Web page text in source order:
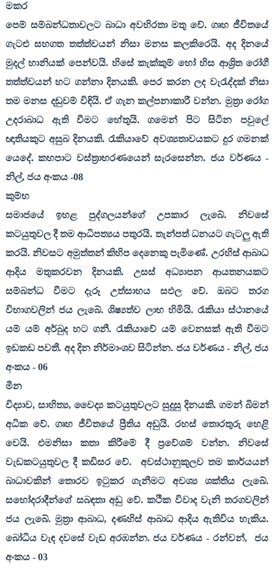
මකර
පෙම් සම්බන්ධතාවලට බාධා අවහිරතා මතු වේ. ගෘහ ජීවිතයේ
ගැටළු සහගත තත්ත්වයන් නිසා මනස කලකිරෙයි. අද දිනයේ
මුදල් හානියක් පෙන්වයි. හිසේ කැක්කුම් හෝ හිස ආශ්‍රිත රෝගී
තත්ත්වයන් හට ගන්නා දිනයකි. පෙර කරන ලද වැරැද්දක් නිසා
තම මනස දඬුවම් විඳියි. ඒ ගැන කල්පනාකාරී වන්න. මුත්‍රා රෝග
උදරාබාධ ඇති වීමට හේතුයි. ගමෙන් පිට සිටින පවුලේ
ඥාතියකුට අසුබ දිනයකි. රැකියාවේ අවශ්‍යතාවයකට දුර ගමනක්
යෙදේ. කහපාට වස්ත්‍රාභරණයෙන් සැරසෙන්න. ජය වර්ණය -
නිල්, ජය අංකය -08
කුම්භ
සමාජයේ ඉහළ පුද්ගලයන්ගේ උපකාර ලැබේ. නිවසේ
කටයුතුවල දී තම ආධිපත්‍යය පතුරයි. තැන්පත් ධනයට ගැටලු ඇති
කරයි. නිවසට අමුත්තන් කිහිප දෙනෙකු පැමිණේ. උරහිස් ආබාධ
ආදිය මතුකරවන දිනයකි. උසස් අධ්‍යාපන ආයතනයකට
සම්බන්ධ වීමට දැරූ උත්සාහය සඵල වේ. ඔබට තරග
විභාගවලින් ජය ලැබේ. ශිෂ්‍යත්ව ලාභ හිමියි. රැකියා ස්ථානයේ
යම් යම් අර්බුද හට ගනී. රැකියාවේ යම් වෙනසක් ඇති වීමට
ඉඩකඩ පවතී. අද දින නිර්මාංශව සිටින්න. ජය වර්ණය - නිල්,ජය
අංකය - 06
මීන
විද්‍යාව, සාහිත්‍ය, වෛද්‍ය කටයුතුවලට සුදුසු දිනයකි. ගමන් බිමන්
අධික වේ. ගෘහ ජීවිතයේ ප්‍රීතිය අඩුයි. රහස් තොරතුරු හෙළි
වෙයි. එමනිසා කතා කිරීමේ දී ප්‍රවේශම් වන්න. නිවසේ
වැඩකටයුතුවල දී කඩිසර වේ.
අවස්ථානුකූලව තම කාර්යයන්
බාධාවකින් තොරව ඉටුකර ගැනීමට අවශ්‍ය ශක්තිය ලැබේ.
සහෝදරාදීන්ගේ සබඳතා අඩු වේ. කථික විවාද වැනි තරගවලින්
ජය ලැබේ. මුත්‍රා ආබාධ, දණහිස් ආබාධ ආදිය ඇතිවිය හැකිය.
බෝධිය වැඳ දවසේ වැඩ අරඹන්න. ජය වර්ණය - රන්වන්,
ජය
අංකය - 03